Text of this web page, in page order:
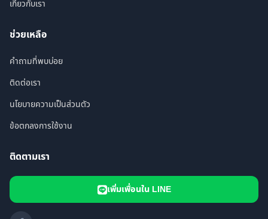
เกี่ยวกับเรา
ช่วยเหลือ
คำถามที่พบบ่อย
ติดต่อเรา
นโยบายความเป็นส่วนตัว
ข้อตกลงการใช้งาน
ติดตามเรา
เพิ่มเพื่อนใน LINE